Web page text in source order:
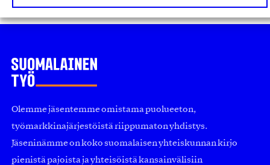
Olemme jäsentemme omistama puolueeton,
työmarkkinajärjestöistä riippumaton yhdistys.
Jäseninämme on koko suomalaisen yhteiskunnan kirjo
pienistä pajoista ja yhteisöistä kansainvälisiin